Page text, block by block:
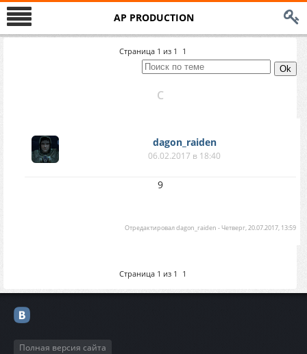
AP PRODUCTION
Страница 1 из 1 1
С
dagon_raiden
06.02.2017 в 18:40
9
Отредактировалdagon_raiden -Четверг, 20.07.2017, 13:59
Страница 1 из 1 1
Полная версия сайта